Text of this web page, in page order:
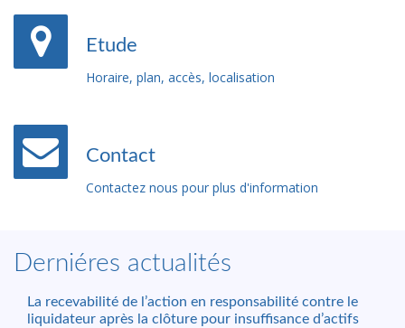
Etude
Horaire, plan, accès, localisation
Contact
Contactez nous pour plus d'information
Derniéres actualités
La recevabilité de l’action en responsabilité contre le
liquidateur après la clôture pour insuffisance d’actifs